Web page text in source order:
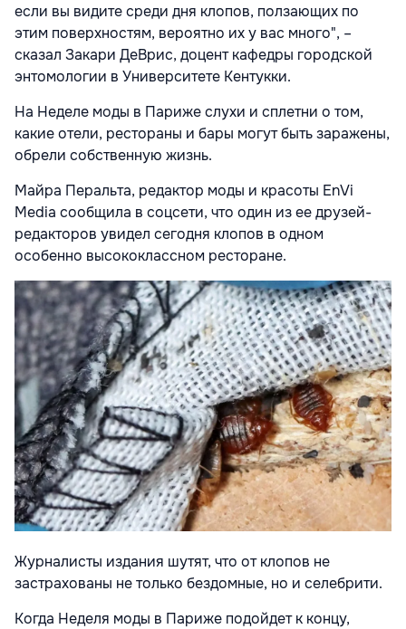
если вы видите среди дня клопов, ползающих по
этим поверхностям, вероятно их у вас много", –
сказал Закари ДеВрис, доцент кафедры городской
энтомологии в Университете Кентукки.
На Неделе моды в Париже слухи и сплетни о том,
какие отели, рестораны и бары могут быть заражены,
обрели собственную жизнь.
Майра Перальта, редактор моды и красоты EnVi
Media сообщила в соцсети, что один из ее друзей-
редакторов увидел сегодня клопов в одном
особенно высококлассном ресторане.
Журналисты издания шутят, что от клопов не
застрахованы не только бездомные, но и селебрити.
Когда Неделя моды в Париже подойдет к концу,